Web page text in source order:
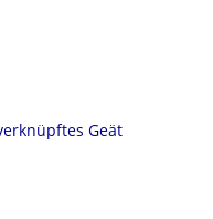
Geät